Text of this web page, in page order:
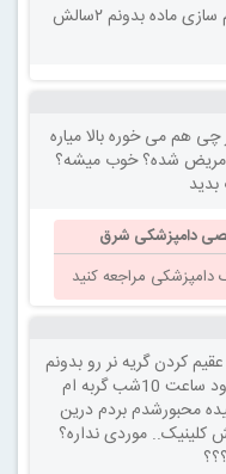
سلام وقت بخیر میخواستم هزینه کل عقیم سازی ماده بدونم ۲سالش
هم می خوره بالا میاره
مریض شده؟ خوب میشه؟
دامپزشکی شرق
دامپزشکی مراجعه کنید
کردن گریه نر رو بدونم
ممنون میشم..ببخشید پنج شنبه شب حدود ساعت 10شب گربه ام
محبورشدم بردم درین
کلینیک.. موردی نداره؟